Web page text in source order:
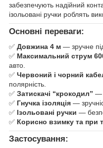
забезпечують надійний
ізольовані ручки роблять
Основні переваги:
✅ Довжина 4 м — зручне
✅ Максимальний струм
авто.
✅ Червоний і чорний
полярність.
✅ Затискачі “крокодил” —
✅ Гнучка ізоляція —
✅ Ізольовані ручки —
✅ Корисно взимку та при
Застосування: